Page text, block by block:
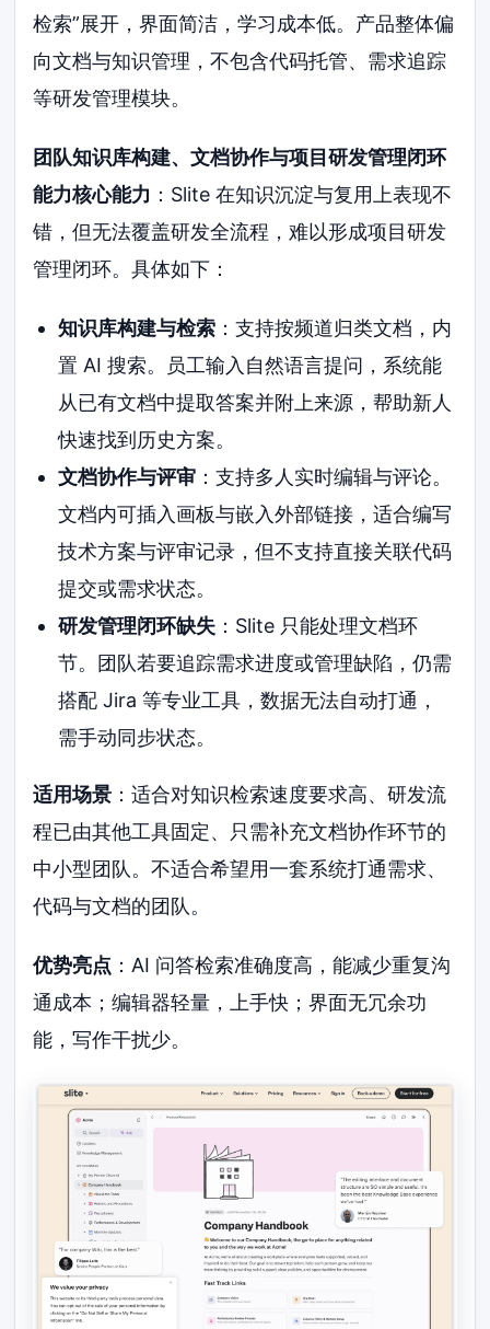
检索”展开，界面简洁，学习成本低。产品整体偏
向文档与知识管理，不包含代码托管、需求追踪
等研发管理模块。
团队知识库构建、文档协作与项目研发管理闭环
能力核心能力 ：Slite 在知识沉淀与复用上表现不
错，但无法覆盖研发全流程，难以形成项目研发
管理闭环。具体如下：
知识库构建与检索：支持按频道归类文档，内
置 AI 搜索。员工输入自然语言提问，系统能
从已有文档中提取答案并附上来源，帮助新人
快速找到历史方案。
文档协作与评审：支持多人实时编辑与评论。
文档内可插入画板与嵌入外部链接，适合编写
技术方案与评审记录，但不支持直接关联代码
提交或需求状态。
研发管理闭环缺失：Slite 只能处理文档环
节。团队若要追踪需求进度或管理缺陷，仍需
搭配 Jira 等专业工具，数据无法自动打通，
需手动同步状态。
适用场景 ：适合对知识检索速度要求高、研发流
程已由其他工具固定、只需补充文档协作环节的
中小型团队。不适合希望用一套系统打通需求、
代码与文档的团队。
优势亮点 ：AI 问答检索准确度高，能减少重复沟
通成本；编辑器轻量，上手快；界面无冗余功
能，写作干扰少。